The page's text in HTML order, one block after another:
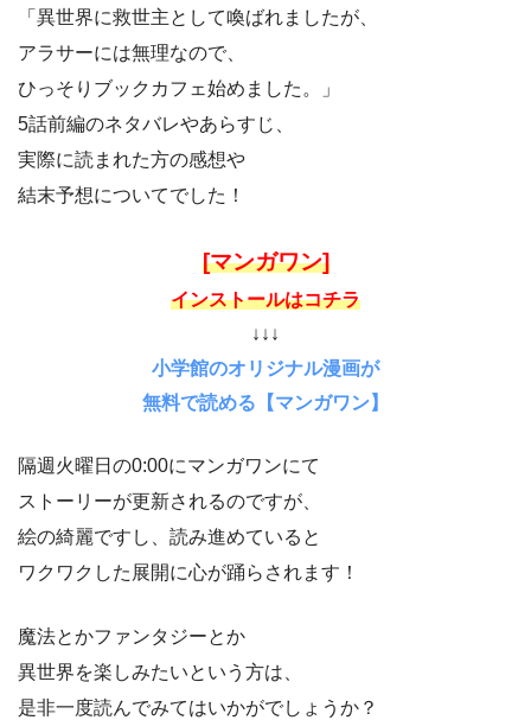
「異世界に救世主として喚ばれましたが、
アラサーには無理なので、
ひっそりブックカフェ始めました。」
5話前編のネタバレやあらすじ、
実際に読まれた方の感想や
結末予想についてでした！
[マンガワン]
インストールはコチラ
↓↓↓
小学館のオリジナル漫画が
無料で読める【マンガワン】
隔週火曜日の0:00にマンガワンにて
ストーリーが更新されるのですが、
絵の綺麗ですし、読み進めていると
ワクワクした展開に心が踊らされます！
魔法とかファンタジーとか
異世界を楽しみたいという方は、
是非一度読んでみてはいかがでしょうか？